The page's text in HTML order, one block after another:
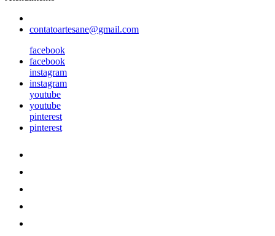
contatoartesane@gmail.com
facebook
facebook
instagram
instagram
youtube
youtube
pinterest
pinterest